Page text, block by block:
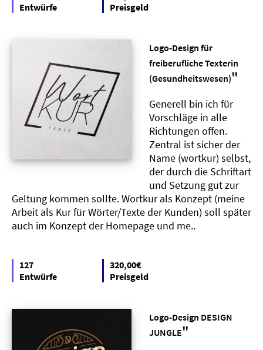
Entwürfe
Preisgeld
Logo-Design für
freiberufliche Texterin
(Gesundheitswesen)"
Generell bin ich für
Vorschläge in alle
Richtungen offen.
Zentral ist sicher der
Name (wortkur) selbst,
der durch die Schriftart
und Setzung gut zur
Geltung kommen sollte. Wortkur als Konzept (meine
Arbeit als Kur für Wörter/Texte der Kunden) soll später
auch im Konzept der Homepage und me..
127
Entwürfe
320,00€
Preisgeld
Logo-Design DESIGN
JUNGLE"